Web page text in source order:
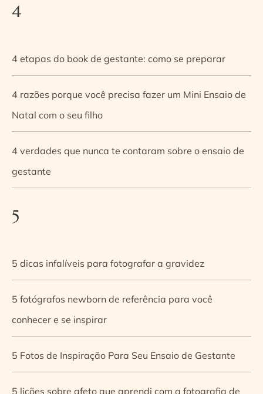
4
4 etapas do book de gestante: como se preparar
4 razões porque você precisa fazer um Mini Ensaio de
Natal com o seu filho
4 verdades que nunca te contaram sobre o ensaio de
gestante
5
5 dicas infalíveis para fotografar a gravidez
5 fotógrafos newborn de referência para você
conhecer e se inspirar
5 Fotos de Inspiração Para Seu Ensaio de Gestante
5 lições sobre afeto que aprendi com a fotografia de